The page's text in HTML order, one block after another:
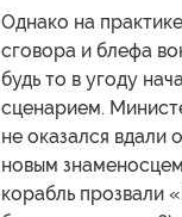
Однако на
сговора и блефа
будь то в угоду
сценарием.
не оказался вдали
новым
корабль прозвали